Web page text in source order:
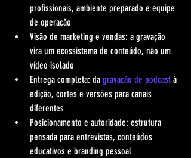
profissionais, ambiente preparado e equipe
de operação
Visão de marketing e vendas: a gravação
vira um ecossistema de conteúdo, não um
vídeo isolado
Entrega completa: da gravação de podcast à
edição, cortes e versões para canais
diferentes
Posicionamento e autoridade: estrutura
pensada para entrevistas, conteúdos
educativos e branding pessoal